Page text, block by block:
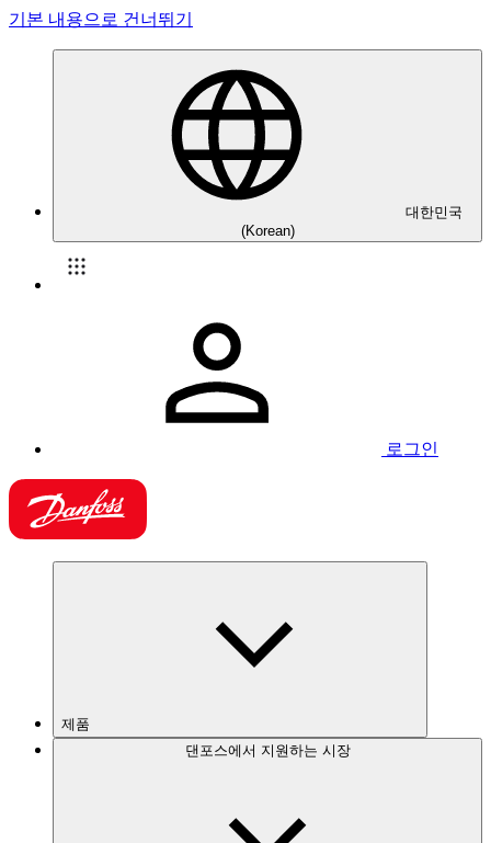
기본 내용으로 건너뛰기
대한민국
(Korean)
로그인
제품
댄포스에서 지원하는 시장